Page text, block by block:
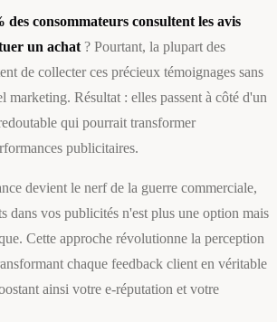
des consommateurs consultent les avis
un achat ? Pourtant, la plupart des
de collecter ces précieux témoignages sans
marketing. Résultat : elles passent à côté d'un
qui pourrait transformer
publicitaires.
devient le nerf de la guerre commerciale,
dans vos publicités n'est plus une option mais
Cette approche révolutionne la perception
chaque feedback client en véritable
ainsi votre e-réputation et votre